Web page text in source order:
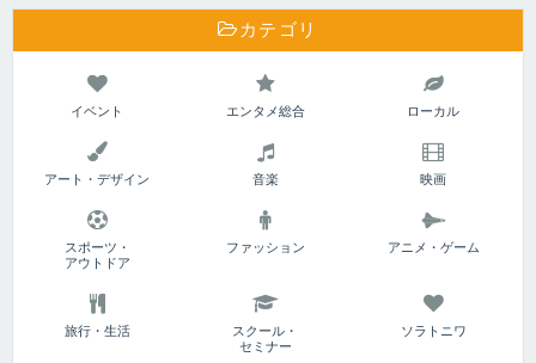
カテゴリ
イベント エンタメ総合 ローカル
アート・デザイン 音楽 映画
スポーツ・
アウトドア
ファッション アニメ・ゲーム
旅行・生活
スクール・
セミナー
ソラトニワ